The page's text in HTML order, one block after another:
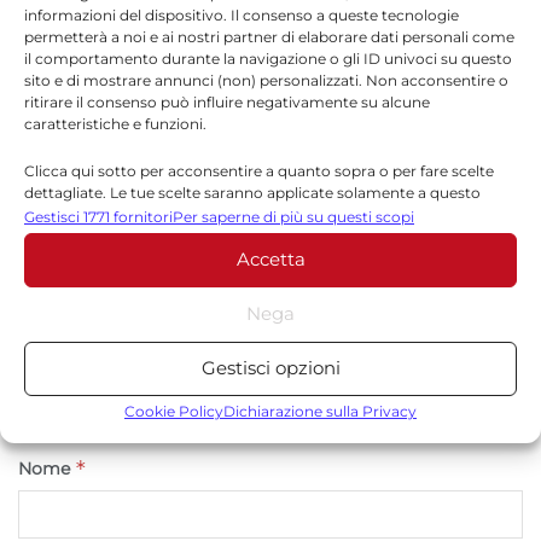
informazioni del dispositivo. Il consenso a queste tecnologie
permetterà a noi e ai nostri partner di elaborare dati personali come
il comportamento durante la navigazione o gli ID univoci su questo
sito e di mostrare annunci (non) personalizzati. Non acconsentire o
ritirare il consenso può influire negativamente su alcune
caratteristiche e funzioni.
Clicca qui sotto per acconsentire a quanto sopra o per fare scelte
dettagliate. Le tue scelte saranno applicate solamente a questo
sito. È possibile modificare le impostazioni in qualsiasi momento,
compreso il ritiro del consenso, utilizzando i pulsanti della Cookie
Policy o cliccando sul pulsante di gestione del consenso nella parte
inferiore dello schermo.
Statistiche
Archiviare informazioni su dispositivo e/o accedervi, Misurare le
prestazioni degli annunci, Misurare le prestazioni dei contenuti,
combinazione di dati provenienti da fonti diverse.
Gestisci 1771 fornitoriPer saperne di più su questi scopi
Accetta
Nega
Gestisci opzioni
Cookie PolicyDichiarazione sulla Privacy
Lascia un commento
Il tuo indirizzo email non sarà pubblicato.
I campi
obbligatori sono contrassegnati
Commento*
Nome *